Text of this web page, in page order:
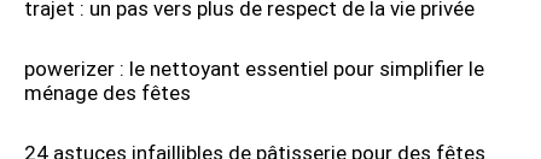
trajet : un pas vers plus de respect de la vie privée
powerizer : le nettoyant essentiel pour simplifier le
ménage des fêtes
24 astuces infaillibles de pâtisserie pour des fêtes